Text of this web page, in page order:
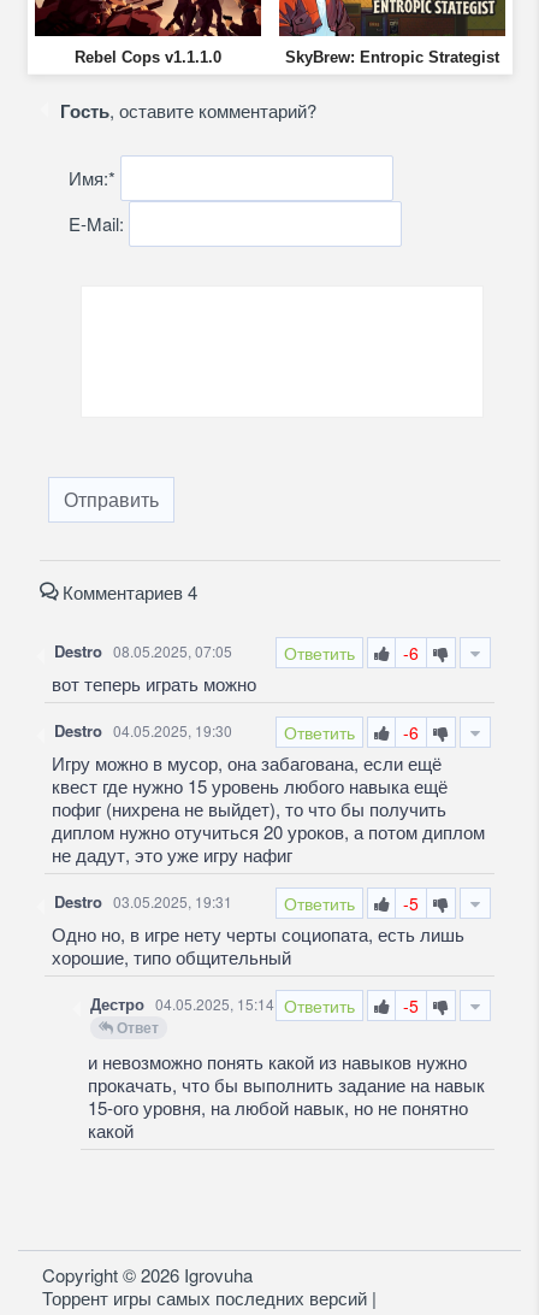
Rebel Cops v1.1.1.0 SkyBrew: Entropic Strategist
Гость, оставите комментарий?
Имя:*
E-Mail:
Отправить
Комментариев 4
Ответить -6
Destro 08.05.2025, 07:05
вот теперь играть можно
Ответить -6
Destro 04.05.2025, 19:30
Игру можно в мусор, она забагована, если ещё
квест где нужно 15 уровень любого навыка ещё
пофиг (нихрена не выйдет), то что бы получить
диплом нужно отучиться 20 уроков, а потом диплом
не дадут, это уже игру нафиг
Ответить -5
Destro 03.05.2025, 19:31
Одно но, в игре нету черты социопата, есть лишь
хорошие, типо общительный
Ответить -5
Дестро 04.05.2025, 15:14
Ответ
и невозможно понять какой из навыков нужно
прокачать, что бы выполнить задание на навык
15-ого уровня, на любой навык, но не понятно
какой
Copyright © 2026 Igrovuha
Торрент игры самых последних версий |